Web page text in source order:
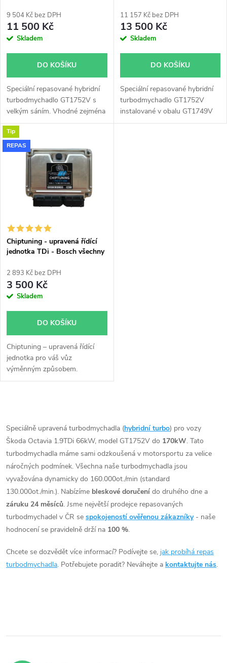
r
o
u
k
t
r
o
d
u
k
t
9 504 Kč bez DPH
11 500 Kč
Skladem
DO KOŠÍKU
Speciální repasované hybridní
turbodmychadlo GT1752V s
velkým sáním. Vhodné zejména
k výkonnostním úpravám jako
např. chiptuning. Pro vůz
Škoda Octavia 1.9TDi 66kW
11 157 Kč bez DPH
13 500 Kč
Skladem
DO KOŠÍKU
Speciální repasované hybridní
turbodmychadlo GT1752V
instalované v obalu GT1749V
(pro motory TDi 66-85KW).
Tip
REPAS
Chiptuning - upravená řídící
jednotka TDi - Bosch všechny
2 893 Kč bez DPH
3 500 Kč
Skladem
DO KOŠÍKU
Chiptuning – upravená řídící
jednotka pro váš vůz
výměnným způsobem.
v
l
á
d
a
c
í
p
k
Speciálně upravená turbodmychadla (hybridní turbo) pro vozy
Škoda Octavia 1.9TDi 66kW, model GT1752V do 170kW. Tato
turbodmychadla máme sami odzkoušená v motorsportu za velice
náročných podmínek. Všechna naše turbodmychadla jsou
vyvažována dynamicky do 160.000ot./min (standard
130.000ot./min.). Nabízíme bleskové doručení do druhého dne a
záruku 24 měsíců. Jsme největší prodejce repasovaných
turbodmychadel v ČR se spokojeností ověřenou zákazníky- naše
hodnocení se pravidelně drží na 100 %.
Chcete se dozvědět více informací? Podívejte se, jak probíhá repas
turbodmychadla. Potřebujete poradit? Neváhejte a kontaktujte nás.